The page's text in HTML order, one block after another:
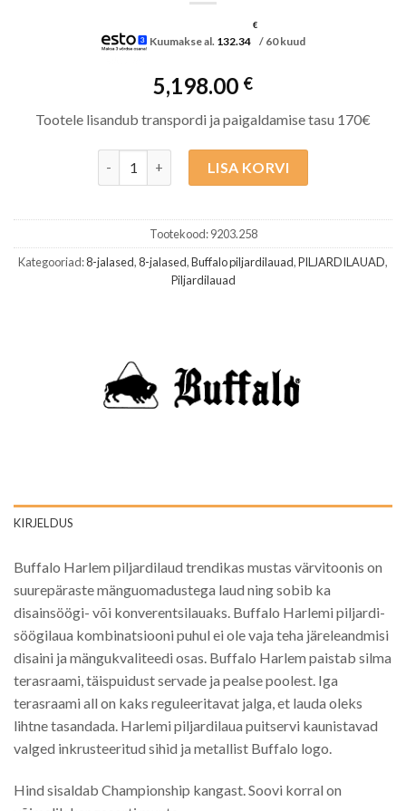
Kuumakse al. 132.34
€
/ 60 kuud
5,198.00 €
Tootele lisandub transpordi ja paigaldamise tasu 170€
LISA KORVI
Tootekood:9203.258
Kategooriad:8-jalased,8-jalased,Buffalo piljardilauad,PILJARDILAUAD,
Piljardilauad
KIRJELDUS
Buffalo Harlem piljardilaud trendikas mustas värvitoonis on
suurepäraste mänguomadustega laud ning sobib ka
disainsöögi- või konverentsilauaks. Buffalo Harlemi piljardi-
söögilaua kombinatsiooni puhul ei ole vaja teha järeleandmisi
disaini ja mängukvaliteedi osas. Buffalo Harlem paistab silma
terasraami, täispuidust servade ja pealse poolest. Iga
terasraami all on kaks reguleeritavat jalga, et lauda oleks
lihtne tasandada. Harlemi piljardilaua puitservi kaunistavad
valged inkrusteeritud sihid ja metallist Buffalo logo.
Hind sisaldab Championship kangast. Soovi korral on